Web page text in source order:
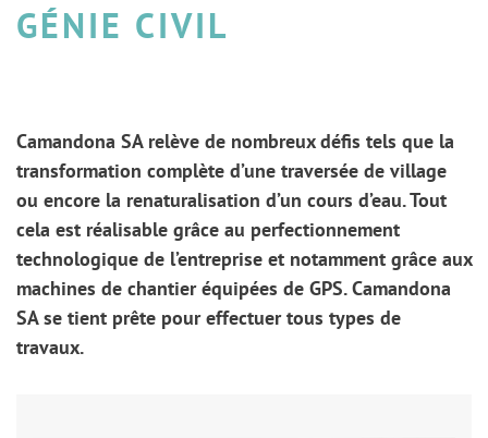
GÉNIE CIVIL
Camandona SA relève de nombreux défis tels que la
transformation complète d’une traversée de village
ou encore la renaturalisation d’un cours d’eau. Tout
cela est réalisable grâce au perfectionnement
technologique de l’entreprise et notamment grâce aux
machines de chantier équipées de GPS. Camandona
SA se tient prête pour effectuer tous types de
travaux.